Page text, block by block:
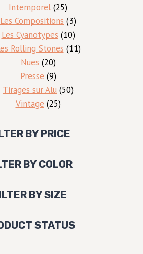
produits
Intemporel 2525
produits
Les Compositions 33
produits
Les Cyanotypes 1010
produits
Rolling Stones 1111
Nues 2020
produits
Presse 99
produits
Tirages sur Alu 5050
Vintage 2525
BY PRICE
BY COLOR
BY SIZE
STATUS